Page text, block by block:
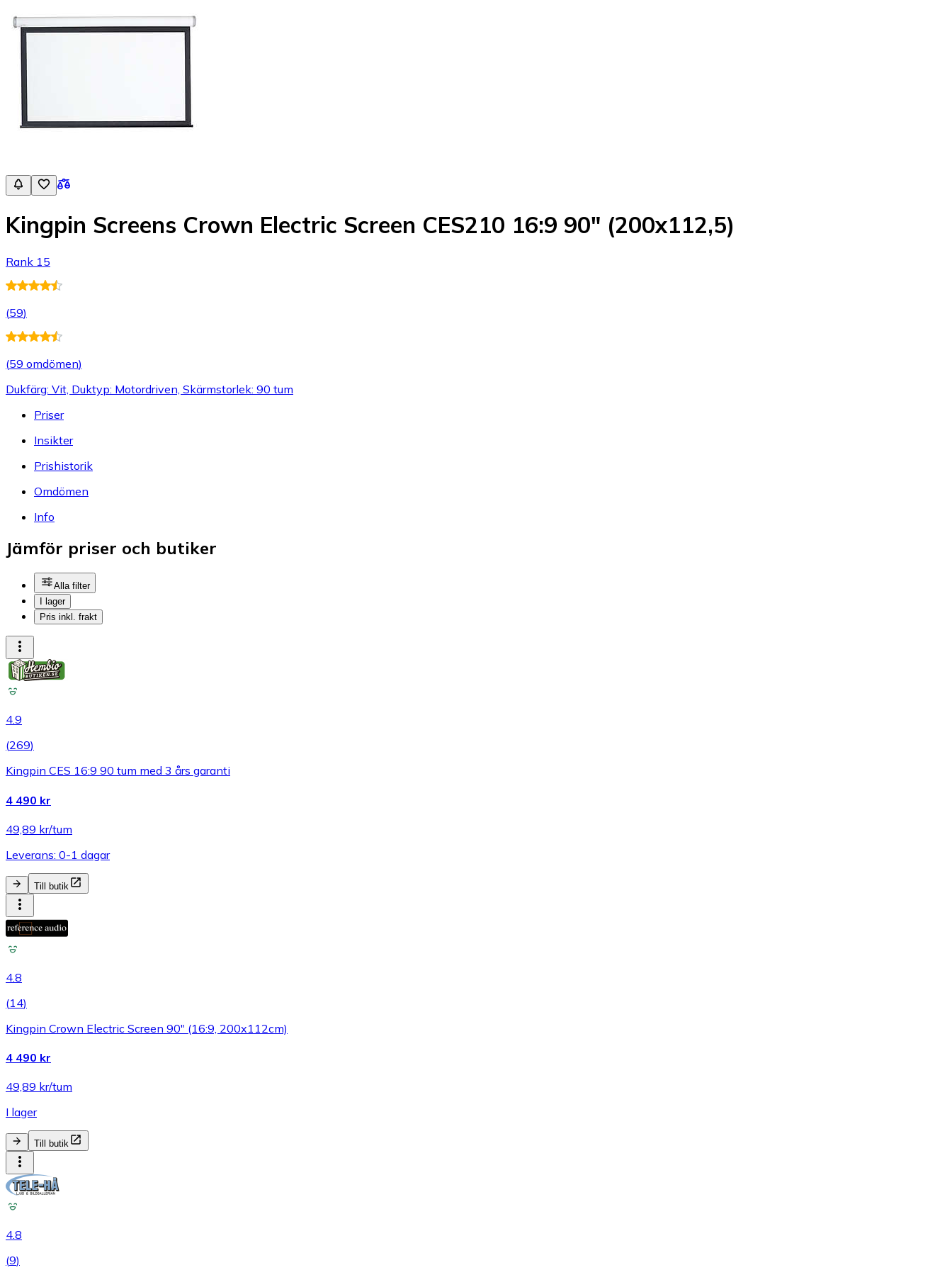
Kingpin Screens Crown Electric Screen CES210 16:9 90" (200x112,5)
Rank 15
(59)
(59 omdömen)
Dukfärg: Vit, Duktyp: Motordriven, Skärmstorlek: 90 tum
Priser
Insikter
Prishistorik
Omdömen
Info
Jämför priser och butiker
Alla filter
I lager
Pris inkl. frakt
4.9
(269)
Kingpin CES 16:9 90 tum med 3 års garanti
4 490 kr
49,89 kr/tum
Leverans: 0-1 dagar
Till butik
4.8
(14)
Kingpin Crown Electric Screen 90" (16:9, 200x112cm)
4 490 kr
49,89 kr/tum
I lager
Till butik
4.8
(9)